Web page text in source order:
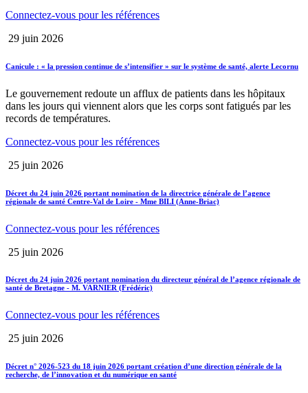
Connectez-vous pour les références
29 juin 2026
Canicule : « la pression continue de s’intensifier » sur le système de santé, alerte Lecornu
Le gouvernement redoute un afflux de patients dans les hôpitaux
dans les jours qui viennent alors que les corps sont fatigués par les
records de températures.
Connectez-vous pour les références
25 juin 2026
Décret du 24 juin 2026 portant nomination de la directrice générale de l’agence
régionale de santé Centre-Val de Loire - Mme BILI (Anne-Briac)
Connectez-vous pour les références
25 juin 2026
Décret du 24 juin 2026 portant nomination du directeur général de l’agence régionale de
santé de Bretagne - M. VARNIER (Frédéric)
Connectez-vous pour les références
25 juin 2026
Décret n° 2026-523 du 18 juin 2026 portant création d’une direction générale de la
recherche, de l’innovation et du numérique en santé